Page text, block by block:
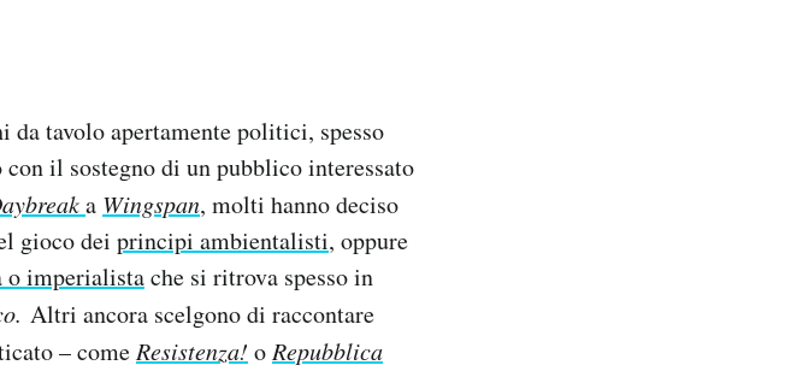
tavolo apertamente politici, spesso
il sostegno di un pubblico interessato
a Wingspan, molti hanno deciso
gioco dei principi ambientalisti, oppure
o imperialistache si ritrova spesso in
Altri ancora scelgono di raccontare
– comeResistenza! oRepubblica